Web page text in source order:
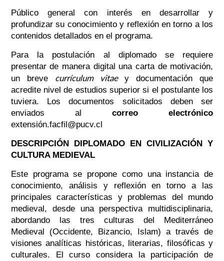
Público general con interés en desarrollar y
profundizar su conocimiento y reflexión en torno a los
contenidos detallados en el programa.
Para la postulación al diplomado se requiere
presentar de manera digital una carta de motivación,
un breve currículum vitaey documentación que
acredite nivel de estudios superior si el postulante los
tuviera. Los documentos solicitados deben ser
enviados alcorreo electrónico
extensión.facfil@pucv.cl
DESCRIPCIÓN DIPLOMADO EN CIVILIZACIÓN Y
CULTURA MEDIEVAL
Este programa se propone como una instancia de
conocimiento, análisis y reflexión en torno a las
principales características y problemas del mundo
medieval, desde una perspectiva multidisciplinaria,
abordando las tres culturas del Mediterráneo
Medieval (Occidente, Bizancio, Islam) a través de
visiones analíticas históricas, literarias, filosóficas y
culturales. El curso considera la participación de